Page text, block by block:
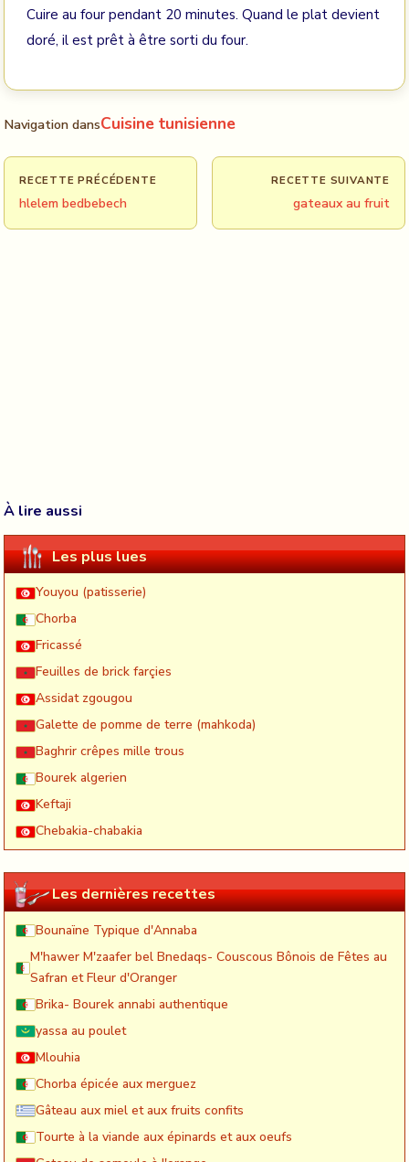
Cuire au four pendant 20 minutes. Quand le plat devient
doré, il est prêt à être sorti du four.
Navigation dansCuisine tunisienne
RECETTE PRÉCÉDENTE
hlelem bedbebech
RECETTE SUIVANTE
gateaux au fruit
À lire aussi
Les plus lues
Youyou (patisserie)
Chorba
Fricassé
Feuilles de brick farçies
Assidat zgougou
Galette de pomme de terre (mahkoda)
Baghrir crêpes mille trous
Bourek algerien
Keftaji
Chebakia-chabakia
Les dernières recettes
Bounaïne Typique d'Annaba
M'hawer M'zaafer bel Bnedaqs- Couscous Bônois de Fêtes au
Safran et Fleur d'Oranger
Brika- Bourek annabi authentique
yassa au poulet
Mlouhia
Chorba épicée aux merguez
Gâteau aux miel et aux fruits confits
Tourte à la viande aux épinards et aux oeufs